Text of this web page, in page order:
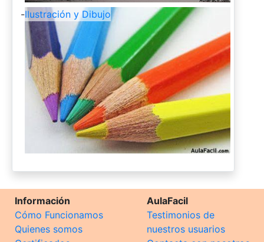
-Ilustración y Dibujo
Información
Cómo Funcionamos
Quienes somos
AulaFacil
Testimonios de
nuestros usuarios